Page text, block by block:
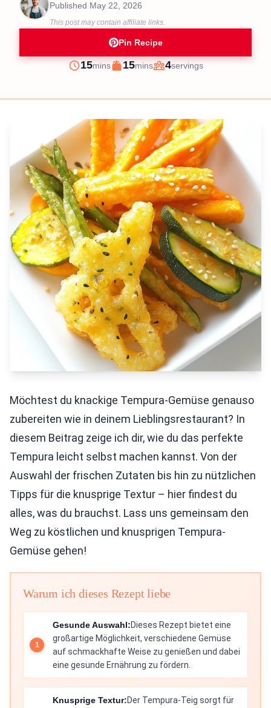
Published May 22, 2026
This post may contain affiliate links.
Pin Recipe
Prep
15minutes
mins
Cook
15minutes
mins
Servings
4servings
Möchtest du knackige Tempura-Gemüse genauso
zubereiten wie in deinem Lieblingsrestaurant? In
diesem Beitrag zeige ich dir, wie du das perfekte
Tempura leicht selbst machen kannst. Von der
Auswahl der frischen Zutaten bis hin zu nützlichen
Tipps für die knusprige Textur – hier findest du
alles, was du brauchst. Lass uns gemeinsam den
Weg zu köstlichen und knusprigen Tempura-
Gemüse gehen!
Warum ich dieses Rezept liebe
Gesunde Auswahl:Dieses Rezept bietet eine
großartige Möglichkeit, verschiedene Gemüse
auf schmackhafte Weise zu genießen und dabei
eine gesunde Ernährung zu fördern.
Knusprige Textur:Der Tempura-Teig sorgt für